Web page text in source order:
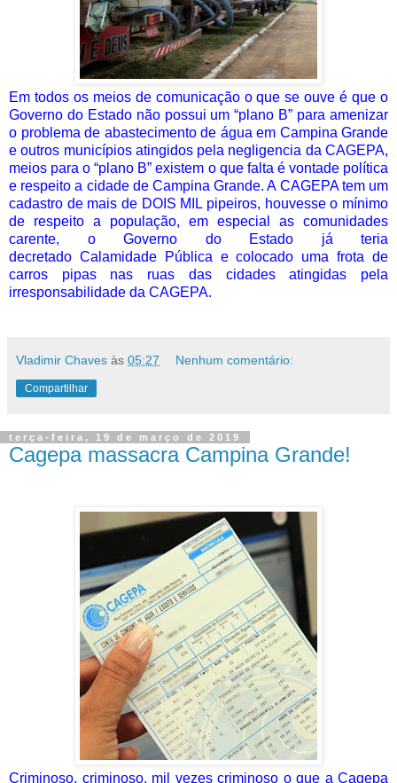
Em todos os meios de comunicação o que se ouve é que o
Governo do Estado não possui um “plano B” para amenizar
o problema de abastecimento de água em Campina Grande
e outros municípios atingidos pela negligencia da CAGEPA,
meios para o “plano B” existem o que falta é vontade política
e respeito a cidade de Campina Grande. A CAGEPA tem um
cadastro de mais de DOIS MIL pipeiros, houvesse o mínimo
de respeito a população, em especial as comunidades
carente, o Governo do Estado já teria
decretado Calamidade Pública e colocado uma frota de
carros pipas nas ruas das cidades atingidas pela
irresponsabilidade da CAGEPA.
Vladimir Chaves às 05:27 Nenhum comentário:
Compartilhar
terça-feira, 19 de março de 2019
Cagepa massacra Campina Grande!
Criminoso, criminoso, mil vezes criminoso o que a Cagepa